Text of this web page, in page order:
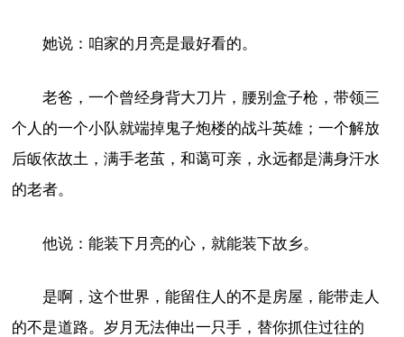
她说：咱家的月亮是最好看的。
老爸，一个曾经身背大刀片，腰别盒子枪，带领三
个人的一个小队就端掉鬼子炮楼的战斗英雄；一个解放
后皈依故土，满手老茧，和蔼可亲，永远都是满身汗水
的老者。
他说：能装下月亮的心，就能装下故乡。
是啊，这个世界，能留住人的不是房屋，能带走人
的不是道路。岁月无法伸出一只手，替你抓住过往的